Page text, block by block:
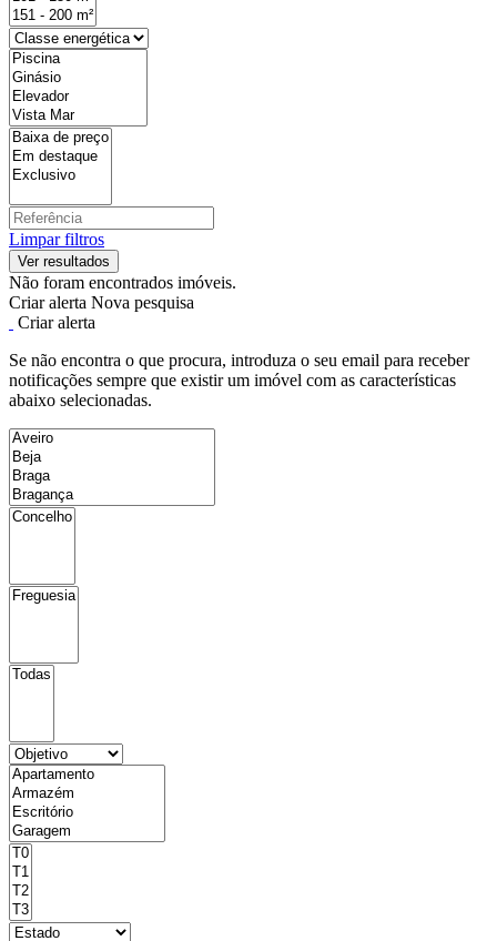
Limpar filtros
Não foram encontrados imóveis.
Criar alerta Nova pesquisa
Criar alerta
Se não encontra o que procura, introduza o seu email para receber
notificações sempre que existir um imóvel com as características
abaixo selecionadas.